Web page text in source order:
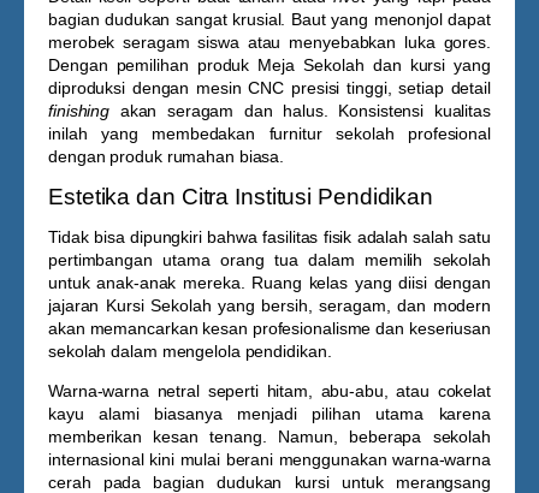
bagian dudukan sangat krusial. Baut yang menonjol dapat
merobek seragam siswa atau menyebabkan luka gores.
Dengan pemilihan produk Meja Sekolah dan kursi yang
diproduksi dengan mesin CNC presisi tinggi, setiap detail
finishing akan seragam dan halus. Konsistensi kualitas
inilah yang membedakan furnitur sekolah profesional
dengan produk rumahan biasa.
Estetika dan Citra Institusi Pendidikan
Tidak bisa dipungkiri bahwa fasilitas fisik adalah salah satu
pertimbangan utama orang tua dalam memilih sekolah
untuk anak-anak mereka. Ruang kelas yang diisi dengan
jajaran Kursi Sekolah yang bersih, seragam, dan modern
akan memancarkan kesan profesionalisme dan keseriusan
sekolah dalam mengelola pendidikan.
Warna-warna netral seperti hitam, abu-abu, atau cokelat
kayu alami biasanya menjadi pilihan utama karena
memberikan kesan tenang. Namun, beberapa sekolah
internasional kini mulai berani menggunakan warna-warna
cerah pada bagian dudukan kursi untuk merangsang